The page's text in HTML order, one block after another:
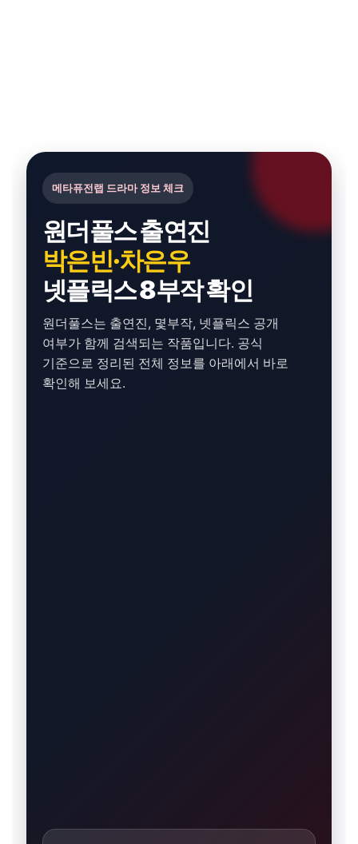
메타퓨전랩 드라마 정보 체크
원더풀스 출연진
박은빈·차은우
넷플릭스 8부작 확인
원더풀스는 출연진, 몇부작, 넷플릭스 공개
여부가 함께 검색되는 작품입니다. 공식
기준으로 정리된 전체 정보를 아래에서 바로
확인해 보세요.